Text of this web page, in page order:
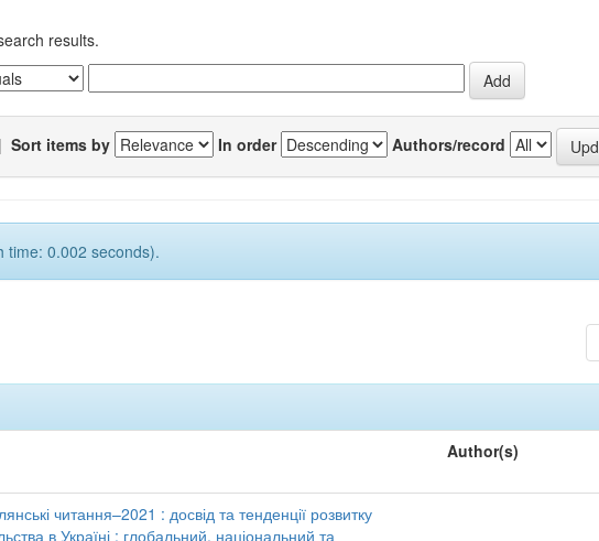
results.
| Sort items by In order Authors/record
time: 0.002 seconds).
Author(s)
читання–2021 : досвід та тенденції розвитку
в Україні : глобальний, національний та